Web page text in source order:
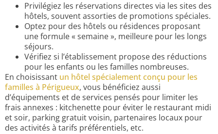
Privilégiez les réservations directes via les sites des
hôtels, souvent assorties de promotions spéciales.
Optez pour des hôtels ou résidences proposant
une formule « semaine », meilleure pour les longs
séjours.
Vérifiez si l’établissement propose des réductions
pour les enfants ou les familles nombreuses.
En choisissant un hôtel spécialement conçu pour les
familles à Périgueux, vous bénéficiez aussi
d’équipements et de services pensés pour limiter les
frais annexes : kitchenette pour éviter le restaurant midi
et soir, parking gratuit voisin, partenaires locaux pour
des activités à tarifs préférentiels, etc.